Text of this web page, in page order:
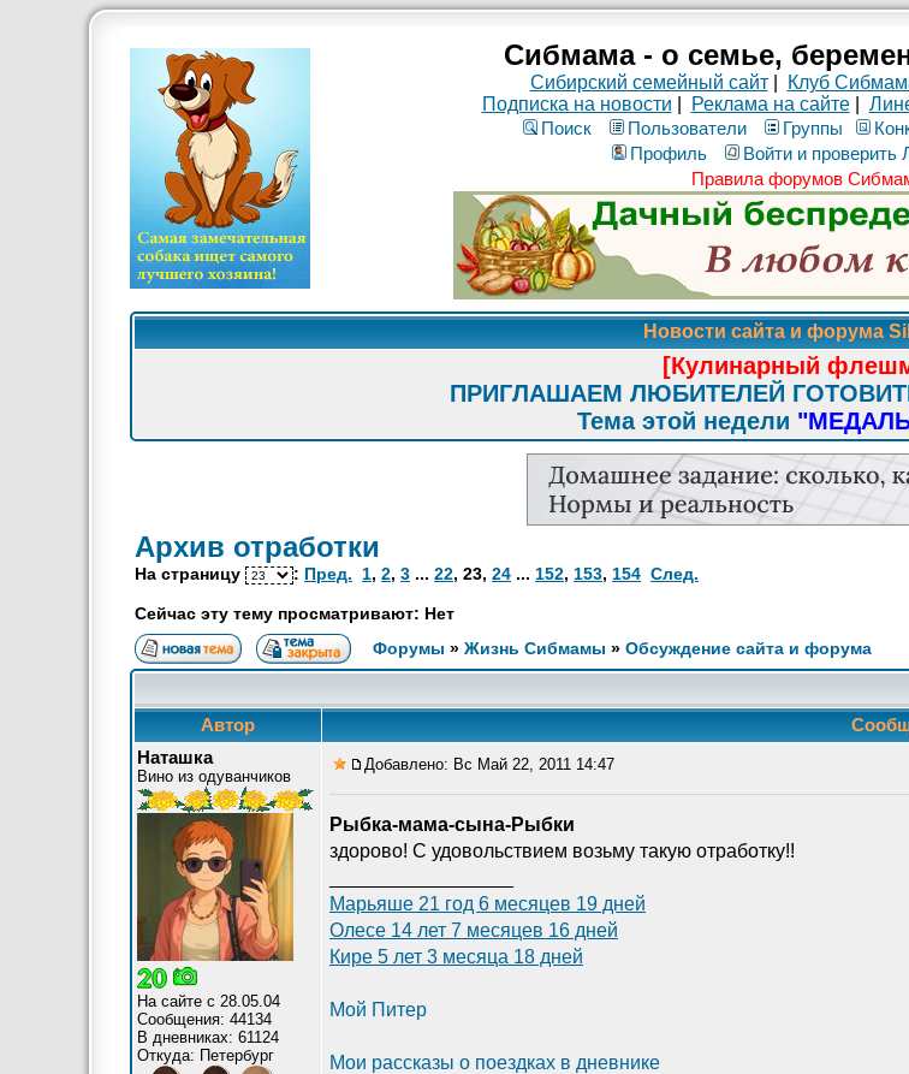
Сибмама - о семье,
Сибирский семейный сайт| Клуб
Подписка на новости
Реклама на сайте|
Поиск
Пользователи Группы
Профиль
Войти и проверить
Правила форумов
Новости сайта и форума
[Кулинарный
ПРИГЛАШАЕМ ЛЮБИТЕЛЕЙ
Тема этой недели
Архив отработки
На страницу : Пред. 1, 2, 3 ... 22, 23, 24 ... 152, 153, 154 След.
Сейчас эту тему просматривают: Нет
Форумы » Жизнь Сибмамы » Обсуждение сайта и форума
Автор
Наташка
Вино из одуванчиков
На сайте с 28.05.04
Сообщения: 44134
В дневниках: 61124
Откуда: Петербург
Добавлено: Вс Май 22, 2011 14:47
Рыбка-мама-сына-Рыбки
здорово! С удовольствием возьму такую отработку!!
Марьяше 21 год 6 месяцев 19 дней
Олесе 14 лет 7 месяцев 16 дней
Кире 5 лет 3 месяца 18 дней
Мой Питер
Мои рассказы о поездках в дневнике